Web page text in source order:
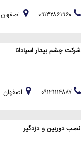
اصفهان
شرکت چشم بیدار اسپادانا
اصفهان
نصب دوربین و دزدگیر